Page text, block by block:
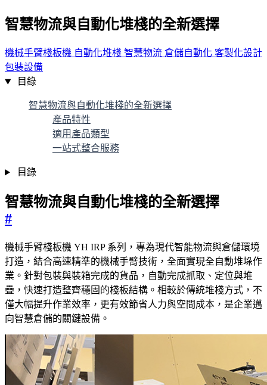
智慧物流與自動化堆棧的全新選擇
機械手臂棧板機 自動化堆棧 智慧物流 倉儲自動化 客製化設計
包裝設備
目錄
智慧物流與自動化堆棧的全新選擇
產品特性
適用產品類型
一站式整合服務
目錄
智慧物流與自動化堆棧的全新選擇
#
機械手臂棧板機 YH IRP 系列，專為現代智能物流與倉儲環境
打造，結合高速精準的機械手臂技術，全面實現全自動堆垛作
業。針對包裝與裝箱完成的貨品，自動完成抓取、定位與堆
疊，快速打造整齊穩固的棧板結構。相較於傳統堆棧方式，不
僅大幅提升作業效率，更有效節省人力與空間成本，是企業邁
向智慧倉儲的關鍵設備。